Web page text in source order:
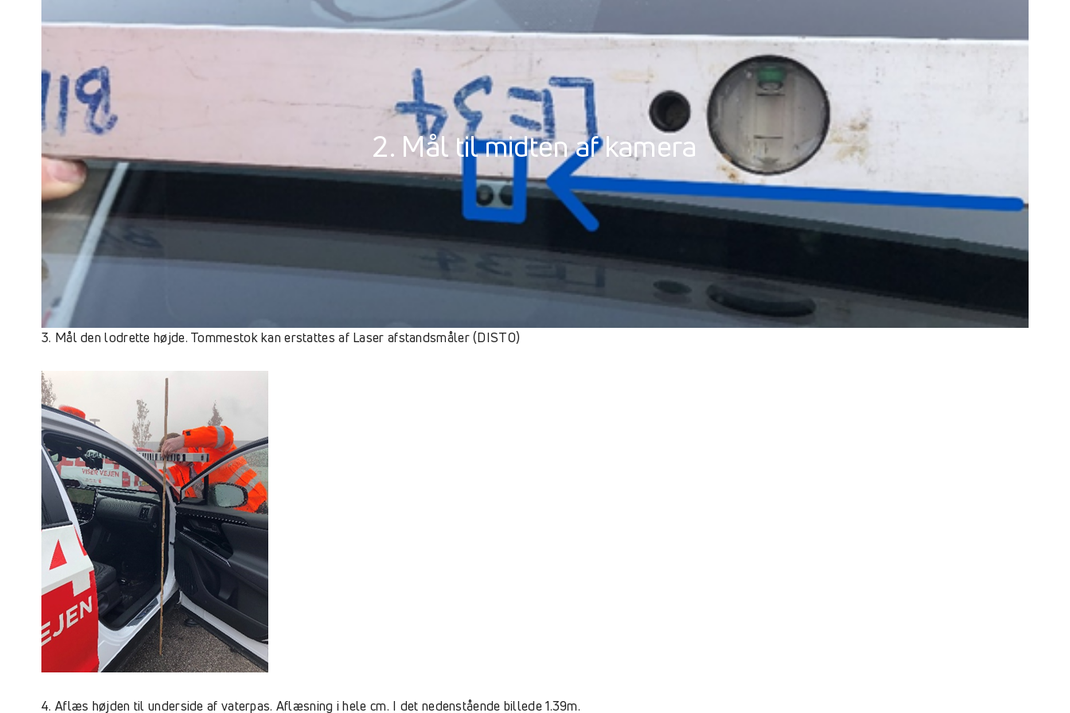
2. Mål til midten af kamera
3. Mål den lodrette højde. Tommestok kan erstattes af Laser afstandsmåler (DISTO)
4. Aflæs højden til underside af vaterpas. Aflæsning i hele cm. I det nedenstående billede 1.39m.